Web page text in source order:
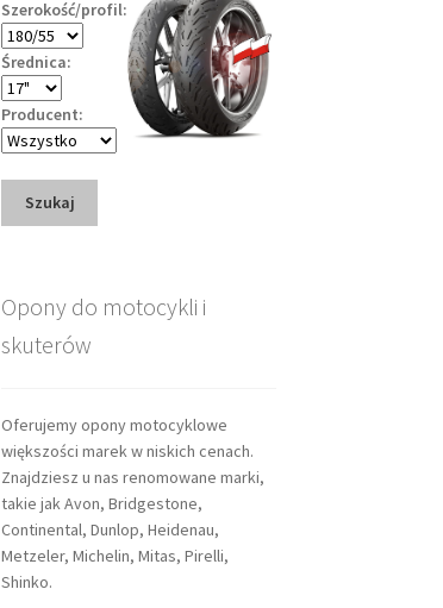
Szerokość/profil:
Średnica:
Producent:
Szukaj
Opony do motocykli i
skuterów
Oferujemy opony motocyklowe
większości marek w niskich cenach.
Znajdziesz u nas renomowane marki,
takie jak Avon, Bridgestone,
Continental, Dunlop, Heidenau,
Metzeler, Michelin, Mitas, Pirelli,
Shinko.